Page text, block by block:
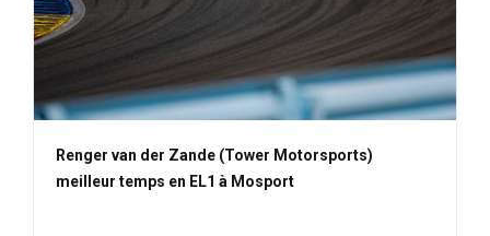
Renger van der Zande (Tower Motorsports)
meilleur temps en EL1 à Mosport